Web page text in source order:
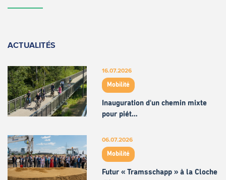
ACTUALITÉS
16.07.2026
Mobilité
Inauguration d'un chemin mixte
pour piét…
06.07.2026
Mobilité
Futur « Tramsschapp » à la Cloche